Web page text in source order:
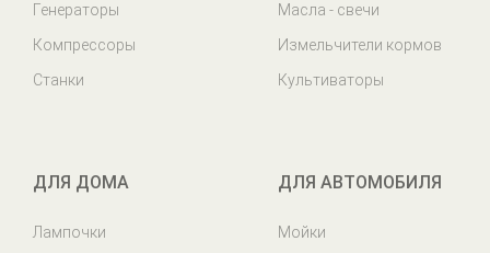
Генераторы
Компрессоры
Станки
Масла - свечи
Измельчители кормов
Культиваторы
ДЛЯ ДОМА
Лампочки
ДЛЯ АВТОМОБИЛЯ
Мойки